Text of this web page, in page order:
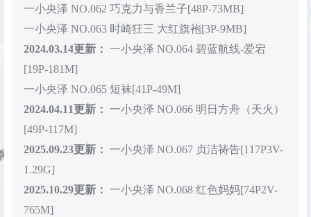
一小央泽 NO.062 巧克力与香兰子[48P-73MB]
一小央泽 NO.063 时崎狂三 大红旗袍[3P-9MB]
2024.03.14更新： 一小央泽 NO.064 碧蓝航线-爱宕
[19P-181M]
一小央泽 NO.065 短袜[41P-49M]
2024.04.11更新： 一小央泽 NO.066 明日方舟（天火）
[49P-117M]
2025.09.23更新： 一小央泽 NO.067 贞洁祷告[117P3V-
1.29G]
2025.10.29更新： 一小央泽 NO.068 红色妈妈[74P2V-
765M]